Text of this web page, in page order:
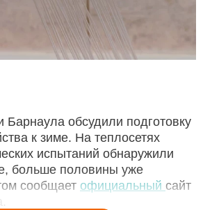
Барнаула обсудили подготовку
к зиме. На теплосетях
испытаний обнаружили
больше половины уже
сообщает официальный сайт